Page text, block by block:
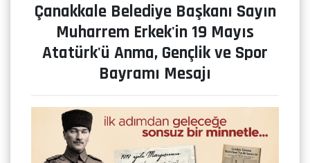
Çanakkale Belediye Başkanı Sayın
Muharrem Erkek'in 19 Mayıs
Atatürk'ü Anma, Gençlik ve Spor
Bayramı Mesajı